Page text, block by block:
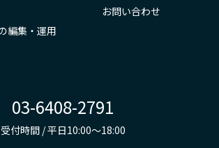
編集・運用
お問い合わせ
03-6408-2791
受付時間 / 平日10:00～18:00